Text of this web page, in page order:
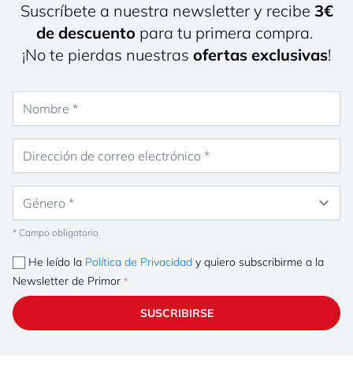
Suscríbete a nuestra newsletter y recibe 3€
de descuento para tu primera compra.
¡No te pierdas nuestras ofertas exclusivas!
* Campo obligatorio
He leído la Política de Privacidad y quiero subscribirme a la
Newsletter de Primor
SUSCRIBIRSE